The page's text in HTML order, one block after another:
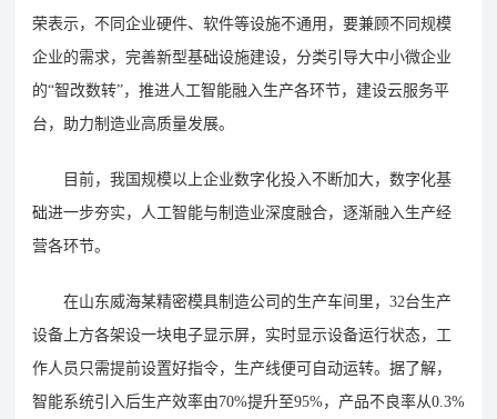
荣表示，不同企业硬件、软件等设施不通用，要兼顾不同规模
企业的需求，完善新型基础设施建设，分类引导大中小微企业
的“智改数转”，推进人工智能融入生产各环节，建设云服务平
台，助力制造业高质量发展。
目前，我国规模以上企业数字化投入不断加大，数字化基
础进一步夯实，人工智能与制造业深度融合，逐渐融入生产经
营各环节。
在山东威海某精密模具制造公司的生产车间里，32台生产
设备上方各架设一块电子显示屏，实时显示设备运行状态，工
作人员只需提前设置好指令，生产线便可自动运转。据了解，
智能系统引入后生产效率由70%提升至95%，产品不良率从0.3%